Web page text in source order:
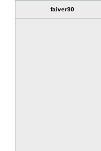
faiver90